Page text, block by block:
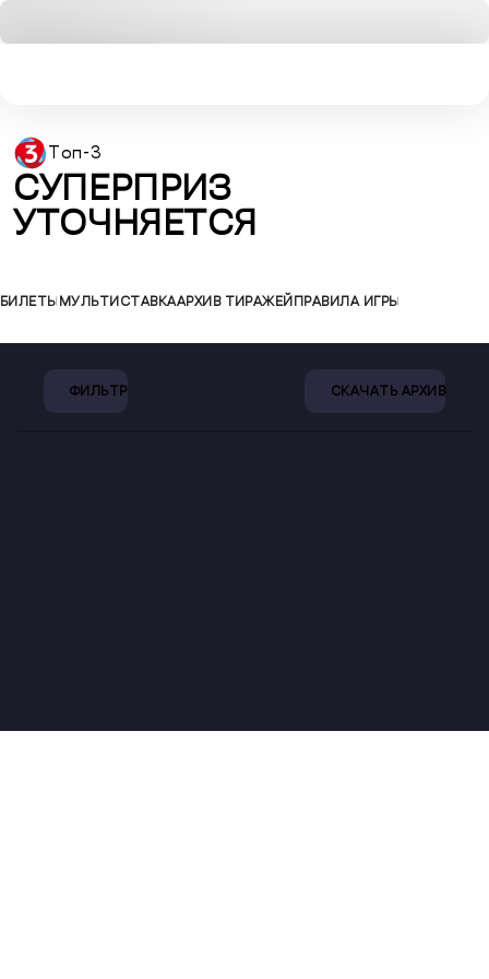
Топ-3
СУПЕРПРИЗ
УТОЧНЯЕТСЯ
БИЛЕТЫ МУЛЬТИСТАВКААРХИВ ТИРАЖЕЙ ПРАВИЛА ИГРЫ
ФИЛЬТР СКАЧАТЬ АРХИВ